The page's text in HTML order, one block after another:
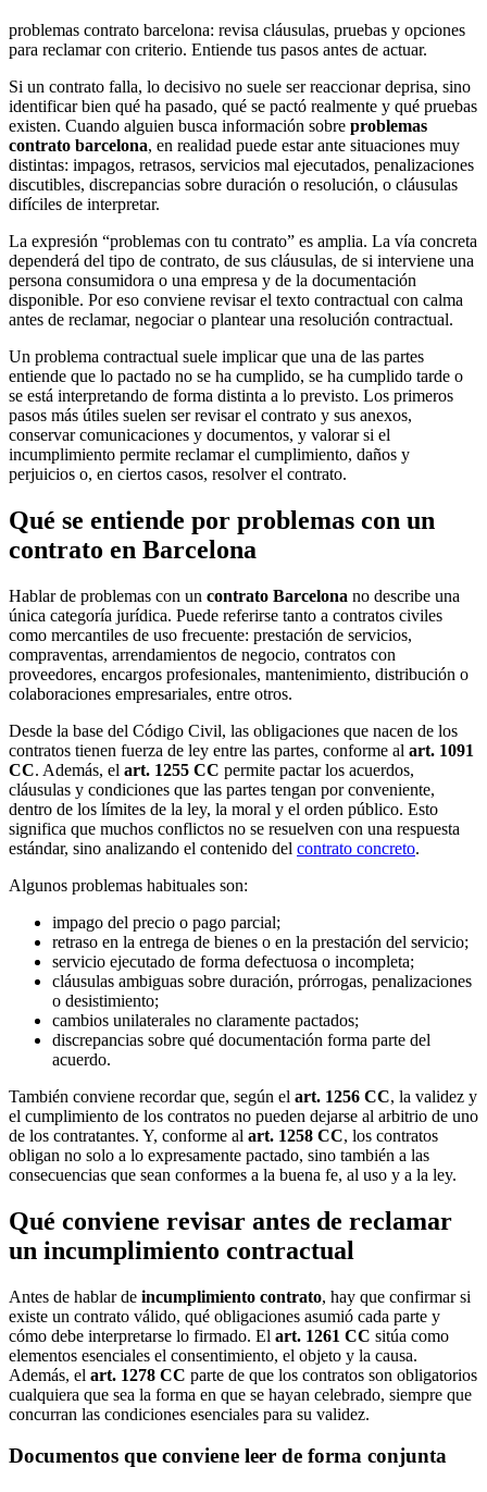
problemas contrato barcelona: revisa cláusulas, pruebas y opciones
para reclamar con criterio. Entiende tus pasos antes de actuar.
Si un contrato falla, lo decisivo no suele ser reaccionar deprisa, sino
identificar bien qué ha pasado, qué se pactó realmente y qué pruebas
existen. Cuando alguien busca información sobre problemas
contrato barcelona, en realidad puede estar ante situaciones muy
distintas: impagos, retrasos, servicios mal ejecutados, penalizaciones
discutibles, discrepancias sobre duración o resolución, o cláusulas
difíciles de interpretar.
La expresión “problemas con tu contrato” es amplia. La vía concreta
dependerá del tipo de contrato, de sus cláusulas, de si interviene una
persona consumidora o una empresa y de la documentación
disponible. Por eso conviene revisar el texto contractual con calma
antes de reclamar, negociar o plantear una resolución contractual.
Un problema contractual suele implicar que una de las partes
entiende que lo pactado no se ha cumplido, se ha cumplido tarde o
se está interpretando de forma distinta a lo previsto. Los primeros
pasos más útiles suelen ser revisar el contrato y sus anexos,
conservar comunicaciones y documentos, y valorar si el
incumplimiento permite reclamar el cumplimiento, daños y
perjuicios o, en ciertos casos, resolver el contrato.
Qué se entiende por problemas con un
contrato en Barcelona
Hablar de problemas con un contrato Barcelona no describe una
única categoría jurídica. Puede referirse tanto a contratos civiles
como mercantiles de uso frecuente: prestación de servicios,
compraventas, arrendamientos de negocio, contratos con
proveedores, encargos profesionales, mantenimiento, distribución o
colaboraciones empresariales, entre otros.
Desde la base del Código Civil, las obligaciones que nacen de los
contratos tienen fuerza de ley entre las partes, conforme al art. 1091
CC. Además, el art. 1255 CC permite pactar los acuerdos,
cláusulas y condiciones que las partes tengan por conveniente,
dentro de los límites de la ley, la moral y el orden público. Esto
significa que muchos conflictos no se resuelven con una respuesta
estándar, sino analizando el contenido del contrato concreto.
Algunos problemas habituales son:
impago del precio o pago parcial;
retraso en la entrega de bienes o en la prestación del servicio;
servicio ejecutado de forma defectuosa o incompleta;
cláusulas ambiguas sobre duración, prórrogas, penalizaciones
o desistimiento;
cambios unilaterales no claramente pactados;
discrepancias sobre qué documentación forma parte del
acuerdo.
También conviene recordar que, según el art. 1256 CC, la validez y
el cumplimiento de los contratos no pueden dejarse al arbitrio de uno
de los contratantes. Y, conforme al art. 1258 CC, los contratos
obligan no solo a lo expresamente pactado, sino también a las
consecuencias que sean conformes a la buena fe, al uso y a la ley.
Qué conviene revisar antes de reclamar
un incumplimiento contractual
Antes de hablar de incumplimiento contrato, hay que confirmar si
existe un contrato válido, qué obligaciones asumió cada parte y
cómo debe interpretarse lo firmado. El art. 1261 CC sitúa como
elementos esenciales el consentimiento, el objeto y la causa.
Además, el art. 1278 CC parte de que los contratos son obligatorios
cualquiera que sea la forma en que se hayan celebrado, siempre que
concurran las condiciones esenciales para su validez.
Documentos que conviene leer de forma conjunta